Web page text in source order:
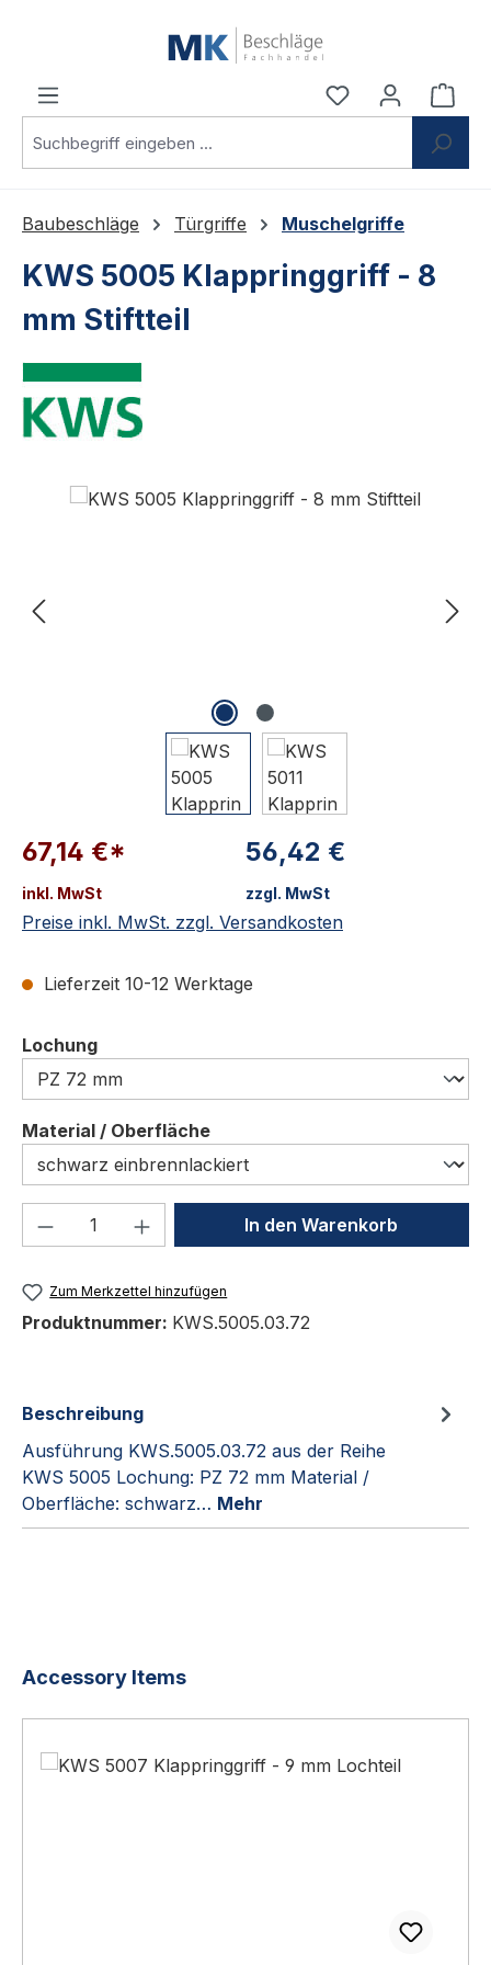
Du hast 0
Baubeschläge Türgriffe Muschelgriffe
KWS 5005 Klappringgriff - 8
mm Stiftteil
67,14 €*
inkl. MwSt
56,42 €
zzgl. MwSt
Preise inkl. MwSt. zzgl. Versandkosten
Lieferzeit 10-12 Werktage
Lochungauswählen
Material / Oberflächeauswählen
Produkt Anzahl: Gib denIn den Warenkorb
Zum Merkzettel hinzufügen
Produktnummer: KWS.5005.03.72
Beschreibung
Ausführung KWS.5005.03.72 aus der Reihe
KWS 5005 Lochung: PZ 72 mm Material /
Oberfläche: schwarz… Mehr
Produktgalerie überspringen
Accessory Items